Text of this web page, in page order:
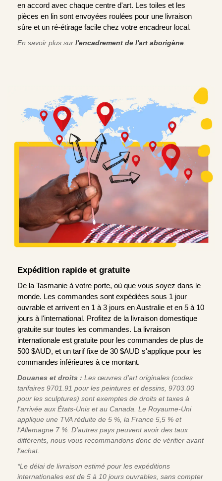
en accord avec chaque centre d'art. Les toiles et les
pièces en lin sont envoyées roulées pour une livraison
sûre et un ré-étirage facile chez votre encadreur local.
En savoir plus sur l'encadrement de l'art aborigène
Expédition rapide et gratuite
De la Tasmanie à votre porte, où que vous soyez dans le
monde. Les commandes sont expédiées sous 1 jour
ouvrable et arrivent en 1 à 3 jours en Australie et en 5 à 10
jours à l'international. Profitez de la livraison domestique
gratuite sur toutes les commandes. La livraison
internationale est gratuite pour les commandes de plus de
500 $AUD, et un tarif fixe de 30 $AUD s'applique pour les
commandes inférieures à ce montant.
Douanes et droits : Les œuvres d'art originales (codes
tarifaires 9701.91 pour les peintures et dessins, 9703.00
pour les sculptures) sont exemptes de droits et taxes à
l'arrivée aux États-Unis et au Canada. Le Royaume-Uni
applique une TVA réduite de 5 %, la France 5,5 % et
l'Allemagne 7 %. D'autres pays peuvent avoir des taux
différents, nous vous recommandons donc de vérifier avant
l'achat.
*Le délai de livraison estimé pour les expéditions
internationales est de 5 à 10 jours ouvrables, sans compter